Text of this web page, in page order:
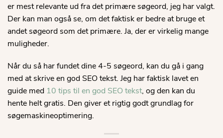
er mest relevante ud fra det primære søgeord, jeg har valgt.
Der kan man også se, om det faktisk er bedre at bruge et
andet søgeord som det primære. Ja, der er virkelig mange
muligheder.
Når du så har fundet dine 4-5 søgeord, kan du gå i gang
med at skrive en god SEO tekst. Jeg har faktisk lavet en
guide med 10 tips til en god SEO tekst, og den kan du
hente helt gratis. Den giver et rigtig godt grundlag for
søgemaskineoptimering.